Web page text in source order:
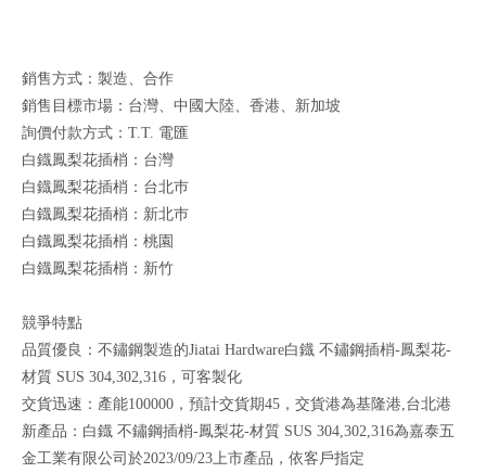
銷售方式：製造、合作
銷售目標市場：台灣、中國大陸、香港、新加坡
詢價付款方式：T.T. 電匯
白鐡鳳梨花插梢：台灣
白鐡鳳梨花插梢：台北巿
白鐡鳳梨花插梢：新北巿
白鐡鳳梨花插梢：桃園
白鐡鳳梨花插梢：新竹
競爭特點
品質優良：不鏽鋼製造的Jiatai Hardware白鐡 不鏽鋼插梢-鳳梨花-
材質 SUS 304,302,316，可客製化
交貨迅速：產能100000，預計交貨期45，交貨港為基隆港,台北港
新產品：白鐡 不鏽鋼插梢-鳳梨花-材質 SUS 304,302,316為嘉泰五
金工業有限公司於2023/09/23上市產品，依客戶指定